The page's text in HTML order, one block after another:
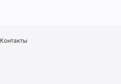
Контакты